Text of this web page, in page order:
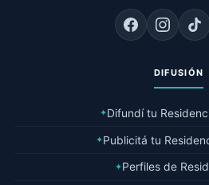
DIFUSIÓN
✦Difundí tu
✦Publicitá tu
✦Perfiles de